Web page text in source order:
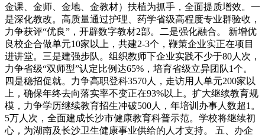
金课、金师、金地、金教材）扶植为抓手，全面提质增效。一
是深化教改。高质量通过护理、药学省级高程度专业群验收，
力争获评“优良”，开辟数字教材2部。二是强化融合。 新增优
良校企合做单元10家以上，共建2-3个，鞭策企业实正在项目
进讲堂。三是建强步队。组织教师下企业实践不少于80人次，
力争省级“双师型”认定比例达65%，培育省级立异团队1个。
四是稳招促就。力争高职登科3570人，走访用人单元200家以
上，确保年终去向落实率不变正在93%以上。扩大继续教育规
模，力争学历继续教育招生冲破500人，年培训办事人数超1。
5万人次，全面建成长沙市健康教育科普示范。学校将继续初
心，为湖南及长沙卫生健康事业供给的人才支持。 五、办企